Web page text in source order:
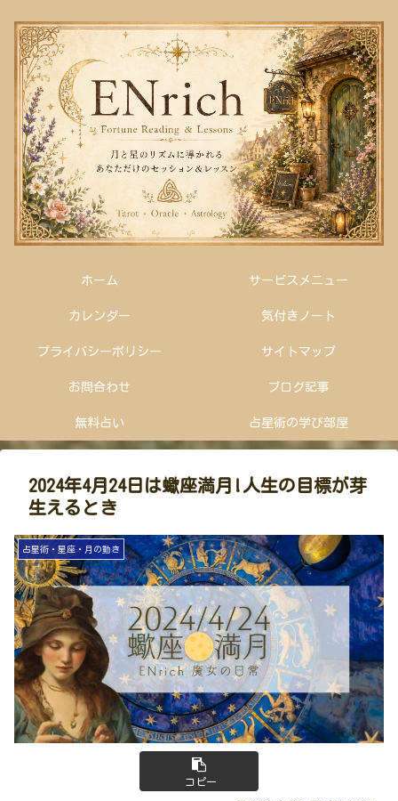
ホーム サービスメニュー
カレンダー 気付きノート
プライバシーポリシー サイトマップ
お問合わせ ブログ記事
無料占い 占星術の学び部屋
2024年4月24日は蠍座満月!人生の目標が芽
生えるとき
占星術・星座・月の動き
コピー